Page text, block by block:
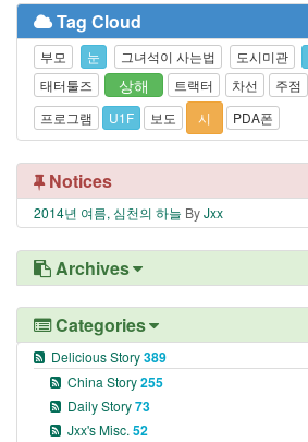
Tag Cloud
부모 눈 그녀석이 사는법 도시미관
태터툴즈
상해 트랙터 차선 주점
프로그램
U1F 보도 시 PDA폰
Notices
2014년 여름, 심천의 하늘 ByJxx
Archives
Categories
Delicious Story389
China Story255
Daily Story73
Jxx's Misc.52